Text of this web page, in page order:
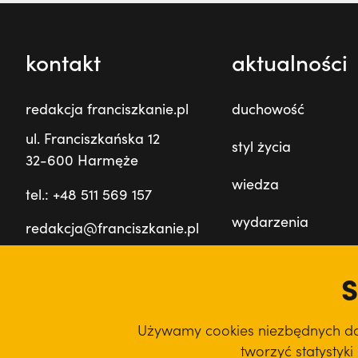
kontakt
redakcja franciszkanie.pl
ul. Franciszkańska 12
32-600 Harmęże
tel.: +48 511 569 157
redakcja@franciszkanie.pl
aktualności
duchowość
styl życia
wiedza
wydarzenia
podcast
Używamy cookies niezbędnych
tworzyć